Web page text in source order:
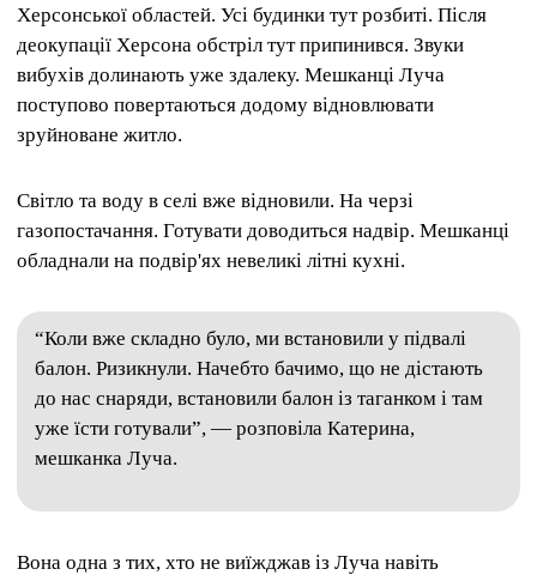
Херсонської областей. Усі будинки тут розбиті. Після
деокупації Херсона обстріл тут припинився. Звуки
вибухів долинають уже здалеку. Мешканці Луча
поступово повертаються додому відновлювати
зруйноване житло.
Світло та воду в селі вже відновили. На черзі
газопостачання. Готувати доводиться надвір. Мешканці
обладнали на подвір'ях невеликі літні кухні.
“Коли вже складно було, ми встановили у підвалі
балон. Ризикнули. Начебто бачимо, що не дістають
до нас снаряди, встановили балон із таганком і там
уже їсти готували”, — розповіла Катерина,
мешканка Луча.
Вона одна з тих, хто не виїжджав із Луча навіть